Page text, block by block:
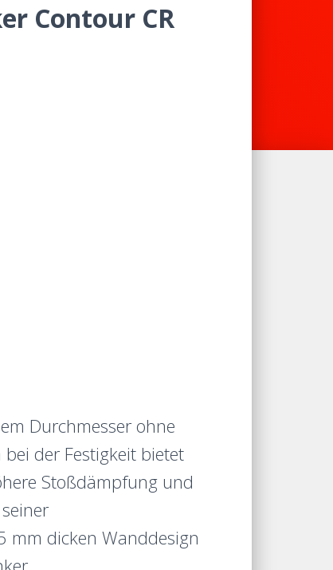
Contour CR
Durchmesser ohne
der Festigkeit bietet
Stoßdämpfung und
mm dicken Wanddesign